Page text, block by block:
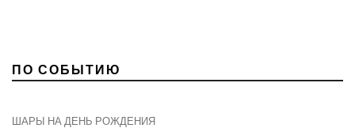
ПО СОБЫТИЮ
ШАРЫ НА ДЕНЬ РОЖДЕНИЯ